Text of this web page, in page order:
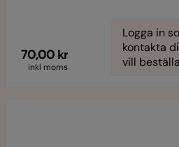
https://
70,00 kr
inkl moms
Logga in
kontakta
vill